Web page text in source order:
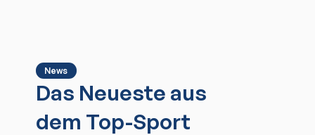
News
Das Neueste aus
dem Top-Sport